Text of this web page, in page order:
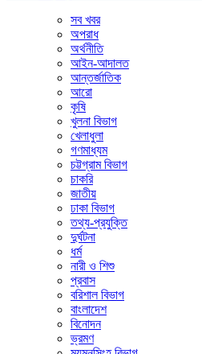
সব খবর
অপরাধ
অর্থনীতি
আইন-আদালত
আন্তর্জাতিক
আরো
কৃষি
খুলনা বিভাগ
খেলাধুলা
গণমাধ্যম
চট্টগ্রাম বিভাগ
চাকরি
জাতীয়
ঢাকা বিভাগ
তথ্য-প্রযুক্তি
দুর্ঘটনা
ধর্ম
নারী ও শিশু
প্রবাস
বরিশাল বিভাগ
বাংলাদেশ
বিনোদন
ভ্রমণ